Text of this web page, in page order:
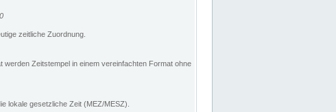
zeitliche Zuordnung.
werden Zeitstempel in einem vereinfachten Format ohne
lokale gesetzliche Zeit (MEZ/MESZ).